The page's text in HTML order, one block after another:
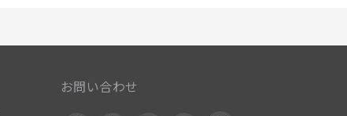
お問い合わせ